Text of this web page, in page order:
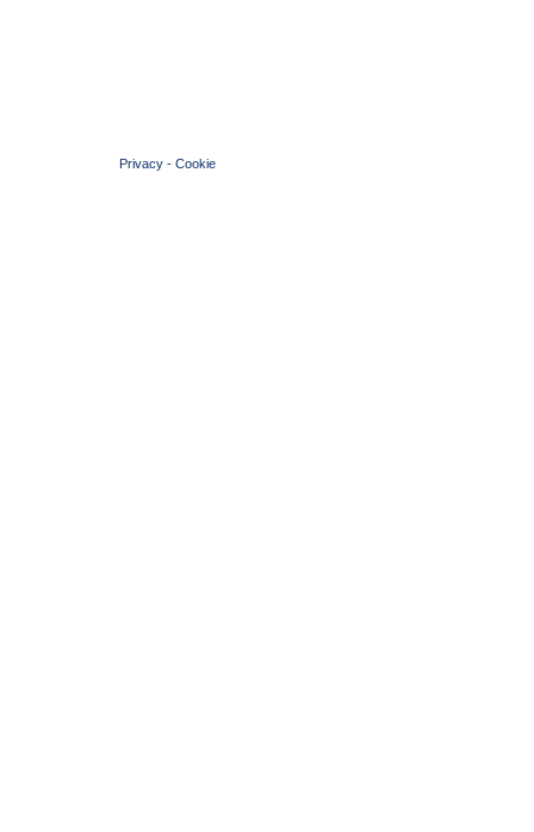
Privacy - Cookie